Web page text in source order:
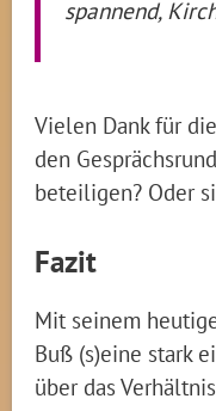
spannend,
Vielen Dank für
den
beteiligen? Oder
Fazit
Mit seinem
Buß (s)eine stark
über das